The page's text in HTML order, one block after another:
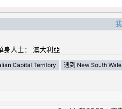
身人士： 澳大利亞
Capital Territory 遇到 New South